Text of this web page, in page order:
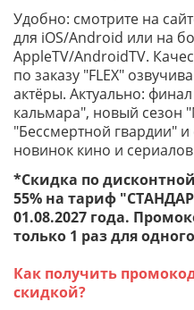
Удобно: смотрите на
для iOS/Android или на
AppleTV/AndroidTV.
по заказу "FLEX"
актёры. Актуально:
кальмара", новый сезон
"Бессмертной гвардии"
новинок кино и сериалов
*Скидка по
55% на тариф
01.08.2027 года.
только 1 раз для
Как получить
скидкой?